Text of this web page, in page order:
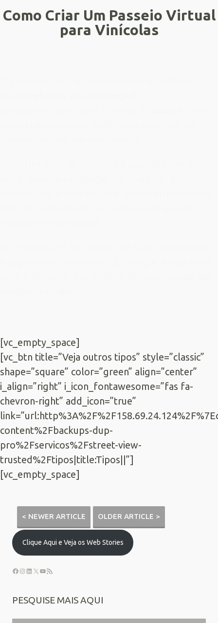
Como Criar Um Passeio Virtual
para Vinícolas
[vc_empty_space]
[vc_btn title=”Veja outros tipos” style=”classic”
shape=”square” color=”green” align=”center”
i_align=”right” i_icon_fontawesome=”fas fa-
chevron-right” add_icon=”true”
content%2Fbackups-dup-
pro%2Fservicos%2Fstreet-view-
trusted%2Ftipos|title:Tipos||”]
[vc_empty_space]
< NEWER ARTICLE OLDER ARTICLE >
Clique Aqui e Veja os Web Stories
PESQUISE MAIS AQUI